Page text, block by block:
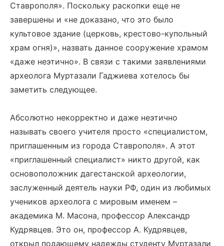
Ставрополя». Поскольку раскопки еще не
завершены и «не доказано, что это было
культовое здание (церковь, крестово-купольный
храм огня)», назвать данное сооружение храмом
«даже неэтично». В связи с такими заявлениями
археолога Муртазали Гаджиева хотелось бы
заметить следующее.
Абсолютно некорректно и даже неэтично
называть своего учителя просто «специалистом,
приглашенным из города Ставрополя». А этот
«приглашенный специалист» никто другой, как
основоположник дагестанской археологии,
заслуженный деятель науки РФ, один из любимых
учеников археолога с мировым именем –
академика М. Масона, профессор Александр
Кудрявцев. Это он, профессор А. Кудрявцев,
открыл подающему надежды студенту Муртазали